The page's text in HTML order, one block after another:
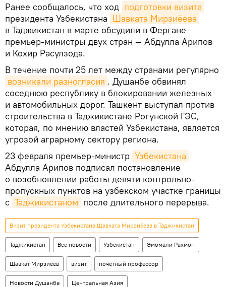
Ранее сообщалось, что ход подготовки визита
президента Узбекистана Шавката Мирзиёева
в Таджикистан в марте обсудили в Фергане
премьер-министры двух стран — Абдулла Арипов
и Кохир Расулзода.
В течение почти 25 лет между странами регулярно
возникали разногласия . Душанбе обвинял
соседнюю республику в блокировании железных
и автомобильных дорог. Ташкент выступал против
строительства в Таджикистане Рогунской ГЭС,
которая, по мнению властей Узбекистана, является
угрозой аграрному сектору региона.
23 февраля премьер-министр Узбекистана
Абдулла Арипов подписал постановление
о возобновлении работы девяти контрольно-
пропускных пунктов на узбекском участке границы
с Таджикистаном после длительного перерыва.
Визит президента Узбекистана Шавката Мирзиёева в Таджикистан
Таджикистан Все новости Узбекистан Эмомали Рахмон
Шавкат Мирзиёев визит почетный профессор
Новости Душанбе Центральная Азия